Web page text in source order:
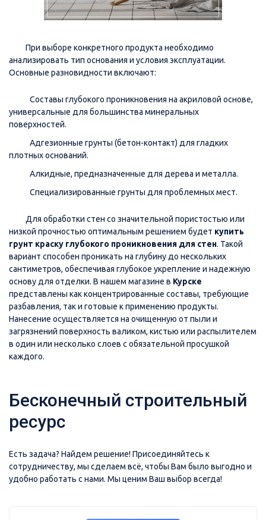
При выборе конкретного продукта необходимо
анализировать тип основания и условия эксплуатации.
Основные разновидности включают:
Составы глубокого проникновения на акриловой основе,
универсальные для большинства минеральных
поверхностей.
Адгезионные грунты (бетон-контакт) для гладких
плотных оснований.
Алкидные, предназначенные для дерева и металла.
Специализированные грунты для проблемных мест.
Для обработки стен со значительной пористостью или
низкой прочностью оптимальным решением будет купить
грунт краску глубокого проникновения для стен. Такой
вариант способен проникать на глубину до нескольких
сантиметров, обеспечивая глубокое укрепление и надежную
основу для отделки. В нашем магазине в Курске
представлены как концентрированные составы, требующие
разбавления, так и готовые к применению продукты.
Нанесение осуществляется на очищенную от пыли и
загрязнений поверхность валиком, кистью или распылителем
в один или несколько слоев с обязательной просушкой
каждого.
Бесконечный строительный
ресурс
Есть задача? Найдем решение! Присоединяйтесь к
сотрудничеству, мы сделаем всё, чтобы Вам было выгодно и
удобно работать с нами. Мы ценим Ваш выбор всегда!